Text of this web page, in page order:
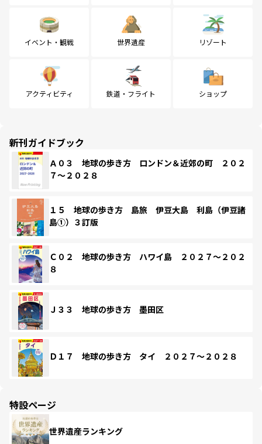
イベント・観戦 世界遺産 リゾート
アクティビティ 鉄道・フライト ショップ
新刊ガイドブック
Ａ０３ 地球の歩き方 ロンドン＆近郊の町 ２０２
７～２０２８
１５ 地球の歩き方 島旅 伊豆大島 利島（伊豆諸
島①）３訂版
Ｃ０２ 地球の歩き方 ハワイ島 ２０２７～２０２
８
Ｊ３３ 地球の歩き方 墨田区
Ｄ１７ 地球の歩き方 タイ ２０２７～２０２８
特設ページ
世界遺産ランキング